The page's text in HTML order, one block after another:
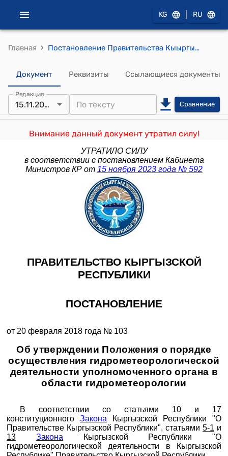
KG RU
Главная › Постановление Правительства Кыыргызской Республики от 20 февраля 2018 года № 103 "Об утверждении Положения о порядке осуществления гидрометеорологической деятельности уполномоченного органа в области гидрометеорологии"
Документ Реквизиты Ссылающиеся документы
Редакция
15.11.2023 Сравнение
Внимание данный документ утратил силу!